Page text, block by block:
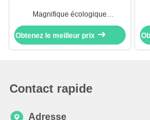
Magnifique écologique
personnalisé Lips Gloss Tube
Boîtes rigides (papier) Fermeture
par aimant Couleur personnalisée
Obtenez le meilleur prix
Contact rapide
Adresse